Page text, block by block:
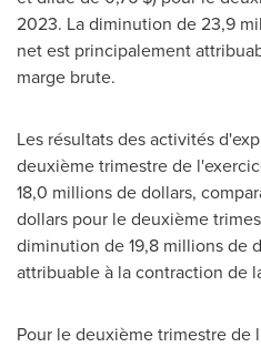
2023. La diminution de 23,9
net est principalement
marge brute.
Les résultats des activités
deuxième trimestre de
18,0 millions de dollars,
dollars pour le deuxième
diminution de 19,8 millions de
attribuable à la contraction de
Pour le deuxième trimestre de